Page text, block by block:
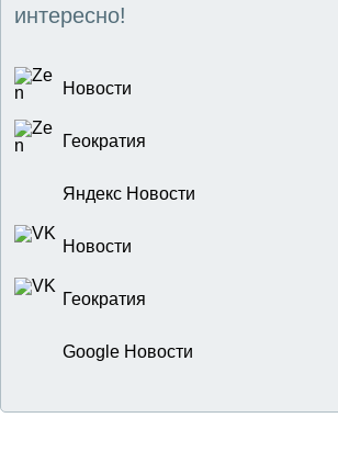
интересно!
Новости
Геократия
Яндекс Новости
Новости
Геократия
Google Новости